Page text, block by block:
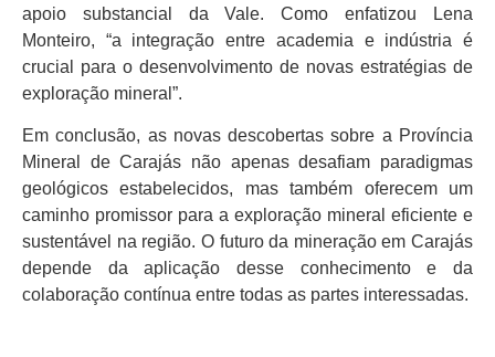
apoio substancial da Vale. Como enfatizou Lena
Monteiro, “a integração entre academia e indústria é
crucial para o desenvolvimento de novas estratégias de
exploração mineral”.
Em conclusão, as novas descobertas sobre a Província
Mineral de Carajás não apenas desafiam paradigmas
geológicos estabelecidos, mas também oferecem um
caminho promissor para a exploração mineral eficiente e
sustentável na região. O futuro da mineração em Carajás
depende da aplicação desse conhecimento e da
colaboração contínua entre todas as partes interessadas.